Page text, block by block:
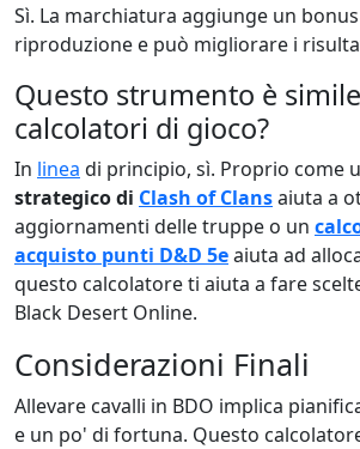
Sì. La marchiatura aggiunge un
riproduzione e può migliorare i
Questo strumento è
calcolatori di gioco?
In linea di principio, sì. Proprio come
strategico di Clash of Clansaiuta a
aggiornamenti delle truppe o un
acquisto punti D&D 5eaiuta ad
questo calcolatore ti aiuta a fare
Black Desert Online.
Considerazioni Finali
Allevare cavalli in BDO implica
e un po' di fortuna. Questo